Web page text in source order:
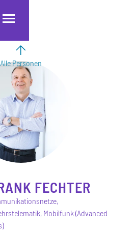
Alle Personen
FECHTER
Mobilfunk (Advanced